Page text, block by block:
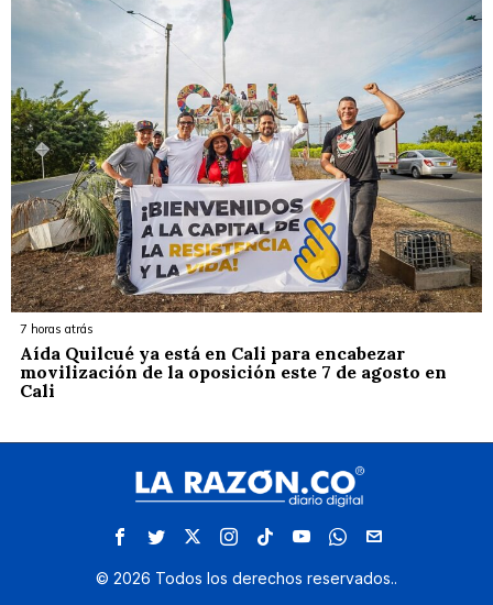
7 horas atrás
Aída Quilcué ya está en Cali para encabezar
movilización de la oposición este 7 de agosto en
Cali
© 2026 Todos los derechos reservados..